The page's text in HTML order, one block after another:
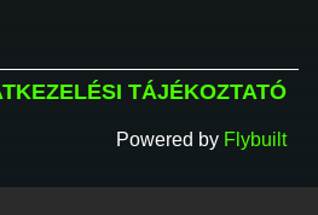
TÁJÉKOZTATÓ
Powered by Flybuilt